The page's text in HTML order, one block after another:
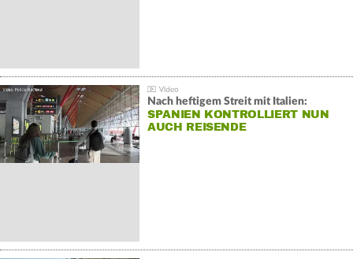
Nach heftigem Streit mit Italien:
SPANIEN KONTROLLIERT NUN
AUCH REISENDE